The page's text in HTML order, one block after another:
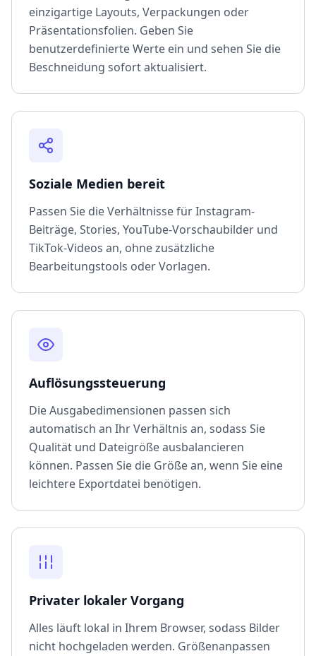
einzigartige Layouts, Verpackungen oder
Präsentationsfolien. Geben Sie
benutzerdefinierte Werte ein und sehen Sie die
Beschneidung sofort aktualisiert.
Soziale Medien bereit
Passen Sie die Verhältnisse für Instagram-
Beiträge, Stories, YouTube-Vorschaubilder und
TikTok-Videos an, ohne zusätzliche
Bearbeitungstools oder Vorlagen.
Auflösungssteuerung
Die Ausgabedimensionen passen sich
automatisch an Ihr Verhältnis an, sodass Sie
Qualität und Dateigröße ausbalancieren
können. Passen Sie die Größe an, wenn Sie eine
leichtere Exportdatei benötigen.
Privater lokaler Vorgang
Alles läuft lokal in Ihrem Browser, sodass Bilder
nicht hochgeladen werden. Größenanpassen